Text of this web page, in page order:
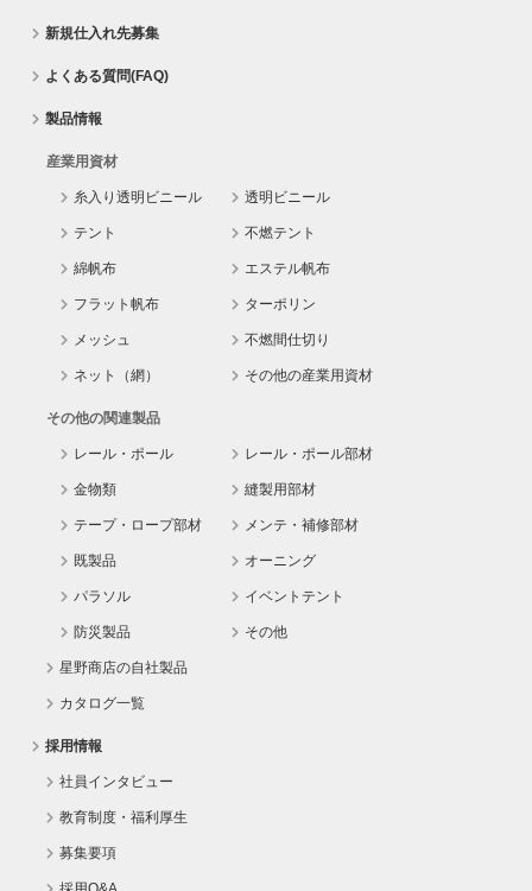
新規仕入れ先募集
よくある質問(FAQ)
製品情報
産業用資材
糸入り透明ビニール 透明ビニール
テント 不燃テント
綿帆布 エステル帆布
フラット帆布 ターポリン
メッシュ 不燃間仕切り
ネット（網） その他の産業用資材
その他の関連製品
レール・ポール レール・ポール部材
金物類 縫製用部材
テープ・ロープ部材 メンテ・補修部材
既製品 オーニング
パラソル イベントテント
防災製品 その他
星野商店の自社製品
カタログ一覧
採用情報
社員インタビュー
教育制度・福利厚生
募集要項